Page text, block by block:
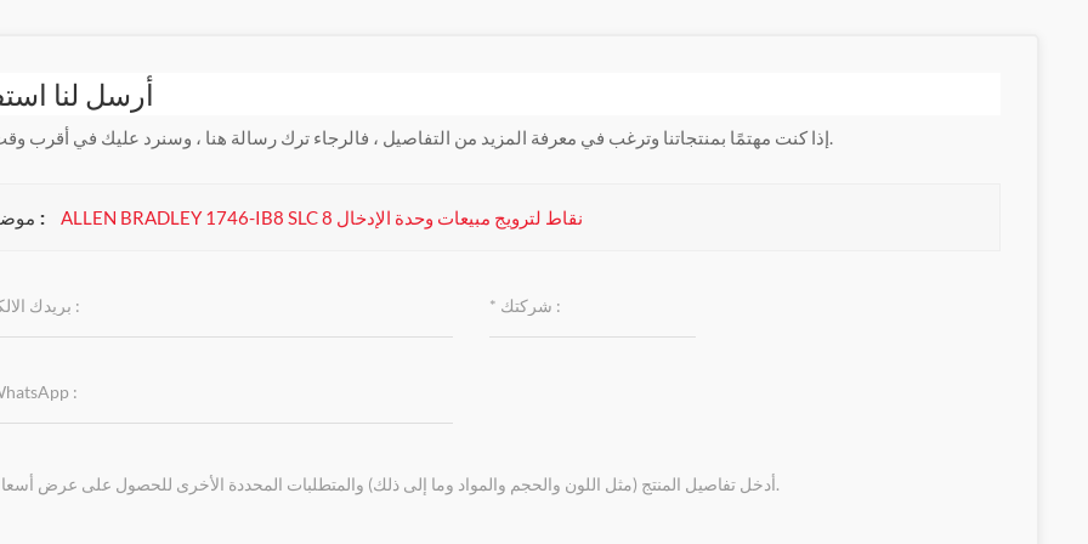
أرسل لنا
إذا كنت مهتمًا بمنتجاتنا وترغب في معرفة المزيد من التفاصيل ، فالرجاء ترك رسالة هنا ، وسنرد عليك في أقرب وقت ممكن.
موضوعات : ALLEN BRADLEY 1746-IB8 SLC 8 نقاط لترويج مبيعات وحدة الإدخال